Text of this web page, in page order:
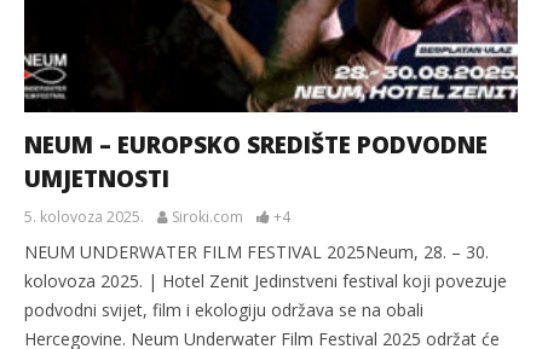
NEUM – EUROPSKO SREDIŠTE PODVODNE
UMJETNOSTI
5. kolovoza 2025. Siroki.com +4
NEUM UNDERWATER FILM FESTIVAL 2025Neum, 28. – 30.
kolovoza 2025. | Hotel Zenit Jedinstveni festival koji povezuje
podvodni svijet, film i ekologiju održava se na obali
Hercegovine. Neum Underwater Film Festival 2025 održat će